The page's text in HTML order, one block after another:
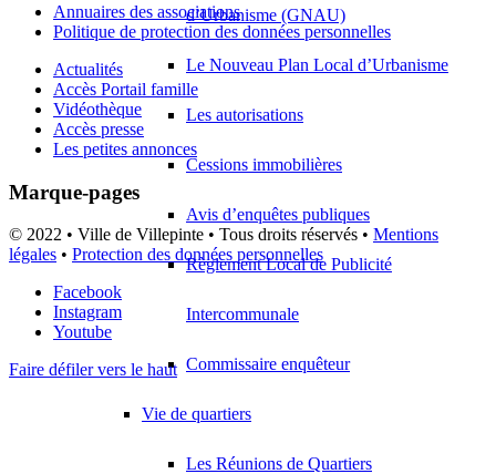
d’Urbanisme (GNAU)
Le Nouveau Plan Local d’Urbanisme
Les autorisations
Cessions immobilières
Avis d’enquêtes publiques
Règlement Local de Publicité
Intercommunale
Commissaire enquêteur
Vie de quartiers
Les Réunions de Quartiers
Annuaires des associations
Politique de protection des données personnelles
Actualités
Accès Portail famille
Vidéothèque
Accès presse
Les petites annonces
Marque-pages
© 2022 • Ville de Villepinte • Tous droits réservés • Mentions
légales • Protection des données personnelles
Facebook
Instagram
Youtube
Faire défiler vers le haut